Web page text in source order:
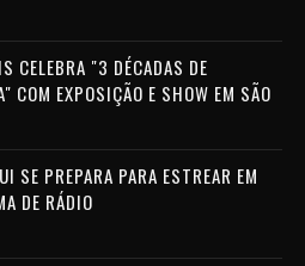
CELEBRA "3 DÉCADAS DE
COM EXPOSIÇÃO E SHOW EM SÃO
SE PREPARA PARA ESTREAR EM
DE RÁDIO